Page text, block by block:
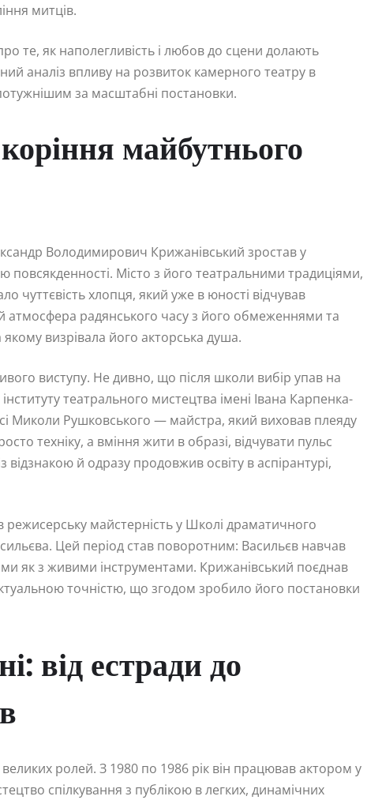
митців.
те, як наполегливість і любов до сцени долають
аналіз впливу на розвиток камерного театру в
за масштабні постановки.
майбутнього
Володимирович Крижанівський зростав у
повсякденності. Місто з його театральними традиціями,
чуттєвість хлопця, який уже в юності відчував
атмосфера радянського часу з його обмеженнями та
визрівала його акторська душа.
виступу. Не дивно, що після школи вибір упав на
театрального мистецтва імені Івана Карпенка-
Миколи Рушковського — майстра, який виховав плеяду
техніку, а вміння жити в образі, відчувати пульс
відзнакою й одразу продовжив освіту в аспірантурі,
режисерську майстерність у Школі драматичного
Цей період став поворотним: Васильєв навчав
як з живими інструментами. Крижанівський поєднав
точністю, що згодом зробило його постановки
від естради до
ролей. З 1980 по 1986 рік він працював актором у
спілкування з публікою в легких, динамічних